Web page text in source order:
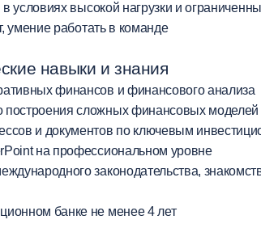
условиях высокой нагрузки и
умение работать в команде
навыки и знания
финансов и финансового анализа
построения сложных финансовых моделей
и документов по ключевым
на профессиональном уровне
законодательства,
банке не менее 4 лет